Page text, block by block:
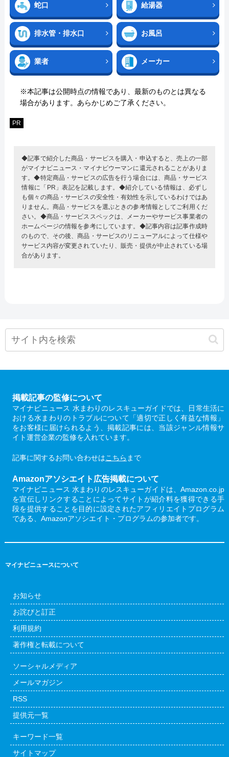
蛇口 給湯器
排水管・排水口 お風呂
業者 メーカー
※本記事は公開時点の情報であり、最新のものとは異なる
場合があります。あらかじめご了承ください。
PR
◆記事で紹介した商品・サービスを購入・申込すると、売上の一部
がマイナビニュース・マイナビウーマンに還元されることがありま
す。◆特定商品・サービスの広告を行う場合には、商品・サービス
情報に「PR」表記を記載します。◆紹介している情報は、必ずし
も個々の商品・サービスの安全性・有効性を示しているわけではあ
りません。商品・サービスを選ぶときの参考情報としてご利用くだ
さい。◆商品・サービススペックは、メーカーやサービス事業者の
ホームページの情報を参考にしています。◆記事内容は記事作成時
のもので、その後、商品・サービスのリニューアルによって仕様や
サービス内容が変更されていたり、販売・提供が中止されている場
合があります。
掲載記事の監修について
マイナビニュース 水まわりのレスキューガイドでは、日常生活に
おける水まわりのトラブルについて「適切で正しく有益な情報」
をお客様に届けられるよう、掲載記事には、当該ジャンル情報サ
イト運営企業の監修を入れています。
記事に関するお問い合わせはこちら まで
Amazonアソシエイト広告掲載について
マイナビニュース 水まわりのレスキューガイドは、Amazon.co.jp
を宣伝しリンクすることによってサイトが紹介料を獲得できる手
段を提供することを目的に設定されたアフィリエイトプログラム
である、Amazonアソシエイト・プログラムの参加者です。
マイナビニュースについて
お知らせ
お詫びと訂正
利用規約
著作権と転載について
ソーシャルメディア
メールマガジン
RSS
提供元一覧
キーワード一覧
サイトマップ